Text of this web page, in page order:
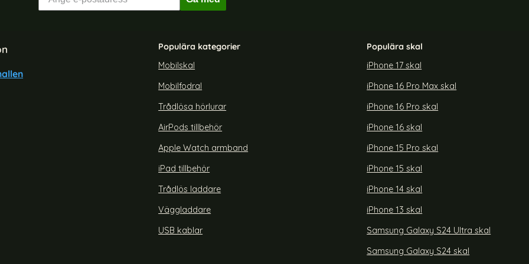
iPhone X/Xs - Mandala Läder Fodral - Blå
iPhone X/Xs - Mandala Läder Fodral -
Roséguld
Art. nr 15692
rea pris
129 krtidigare pris
159 kr iPhone X/Xs - Mandala Läder Fodral - Roséguld
iPhone X/Xs - Solid Läder Fodral - Svart
Art. nr 15795
rea pris
129 kr iPhone X/Xs - Solid
Populära kategorier
Mobilskal
Mobilfodral
Trådlösa hörlurar
AirPods tillbehör
Apple Watch armband
iPad tillbehör
Trådlös laddare
Väggladdare
USB kablar
Populära skal
iPhone 17 skal
iPhone 16 Pro Max skal
iPhone 16 Pro skal
iPhone 16 skal
iPhone 15 Pro skal
iPhone 15 skal
iPhone 14 skal
iPhone 13 skal
Samsung Galaxy S24 Ultra skal
Samsung Galaxy S24 skal